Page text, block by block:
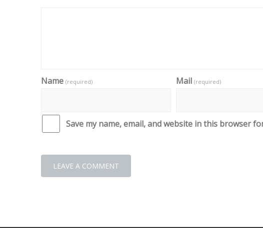
Name (required) Mail (required)
Save my name, email, and website in this browser